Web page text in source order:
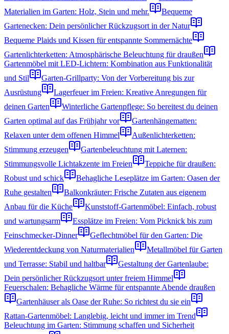
Materialien im Garten: Holz, Stein und mehr.
Bequeme
Gartenecken: Dein persönlicher Rückzugsort in der Natur
Bequeme Plaids und Kissen für entspannte Sommernächte
Gartenlichterketten: Atmosphärische Beleuchtung für draußen
Gartenmöbel mit LED-Lichtern: Kombination aus Funktionalität
und Stil
Garten-Grillparty: Von der Vorbereitung bis zur
Ausrüstung
Lagerfeuer im Freien: Kreative Anregungen für
deinen Garten
Winterliche Gartenpflege: So bereitest du deinen
Garten optimal auf das Frühjahr vor
Gartenhängematten:
Relaxen unter dem offenen Himmel
Außenlichterketten:
Stimmung erzeugen
Gartenbeleuchtung mit Laternen:
Stimmungsvolle Lichtakzente im Freien
Teppiche für draußen:
Robust und schick
Behagliche Leseplätze im Garten: Oasen der
Ruhe gestalten
Balkonkräuter: Frische Zutaten aus eigenem
Anbau für die Küche
Kunststoff-Gartenmöbel: Einfach, robust
und wartungsarm
Essplätze im Freien: Vom Picknick bis zum
Feinschmecker-Dinner
Geflechtmöbel für den Garten: Die
Wiederentdeckung von Naturmaterialien
Metallmöbel für Garten
und Terrasse: Stabil und haltbar
Gestaltung der Gartenlaube:
Dein persönlicher Rückzugsort unter freiem Himmel
Feuerschalen: Behagliche Wärme für entspannte Abende draußen
Gartenhäuser als Oase der Ruhe: So richtest du sie ein
Rattan-Gartenmöbel: Langlebig, leicht und immer im Trend
Beleuchtung im Garten: Stimmung schaffen und Sicherheit